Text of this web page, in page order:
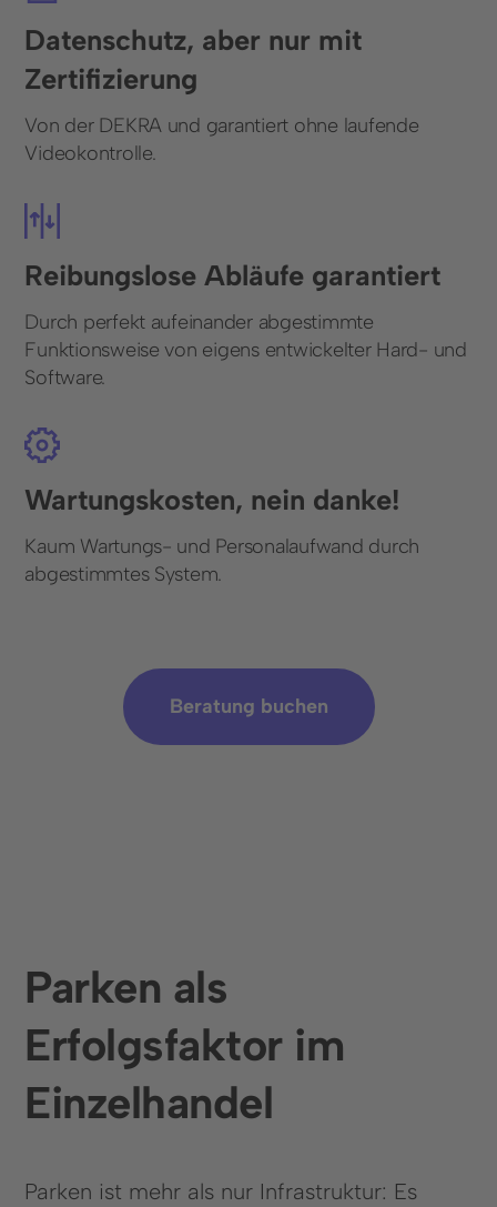
Datenschutz, aber nur mit
Zertifizierung
Von der DEKRA und garantiert ohne laufende
Videokontrolle.
Reibungslose Abläufe garantiert
Durch perfekt aufeinander abgestimmte
Funktionsweise von eigens entwickelter Hard- und
Software.
Wartungskosten, nein danke!
Kaum Wartungs- und Personalaufwand durch
abgestimmtes System.
Beratung buchen
Parken als
Erfolgsfaktor im
Einzelhandel
Parken ist mehr als nur Infrastruktur: Es